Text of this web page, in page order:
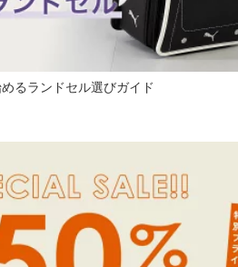
るランドセル選びガイド